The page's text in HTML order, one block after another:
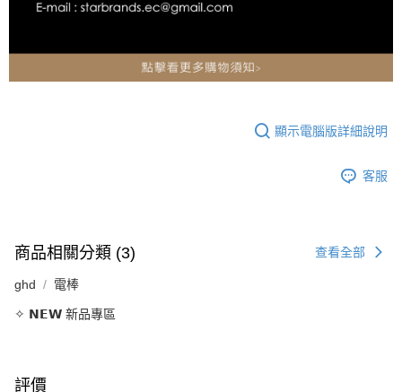
顯示電腦版詳細說明
客服
商品相關分類 (3) 查看全部
ghd 電棒
✧ 𝗡𝗘𝗪 新品專區
評價